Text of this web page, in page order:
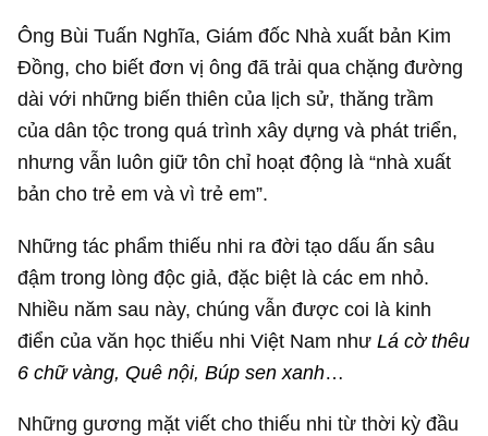
Ông Bùi Tuấn Nghĩa, Giám đốc Nhà xuất bản Kim
Đồng, cho biết đơn vị ông đã trải qua chặng đường
dài với những biến thiên của lịch sử, thăng trầm
của dân tộc trong quá trình xây dựng và phát triển,
nhưng vẫn luôn giữ tôn chỉ hoạt động là “nhà xuất
bản cho trẻ em và vì trẻ em”.
Những tác phẩm thiếu nhi ra đời tạo dấu ấn sâu
đậm trong lòng độc giả, đặc biệt là các em nhỏ.
Nhiều năm sau này, chúng vẫn được coi là kinh
điển của văn học thiếu nhi Việt Nam nhưLá cờ thêu
6 chữ vàng, Quê nội, Búp sen xanh…
Những gương mặt viết cho thiếu nhi từ thời kỳ đầu